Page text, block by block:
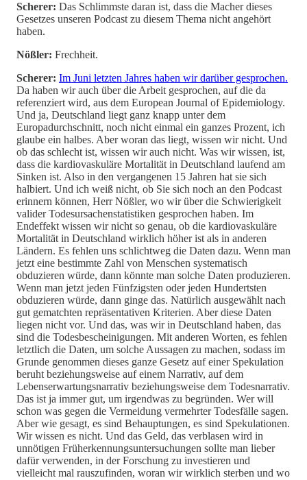
Scherer: Das Schlimmste daran ist, dass die Macher dieses
Gesetzes unseren Podcast zu diesem Thema nicht angehört
haben.
Nößler: Frechheit.
Scherer: Im Juni letzten Jahres haben wir darüber gesprochen.
Da haben wir auch über die Arbeit gesprochen, auf die da
referenziert wird, aus dem European Journal of Epidemiology.
Und ja, Deutschland liegt ganz knapp unter dem
Europadurchschnitt, noch nicht einmal ein ganzes Prozent, ich
glaube ein halbes. Aber woran das liegt, wissen wir nicht. Und
ob das schlecht ist, wissen wir auch nicht. Was wir wissen, ist,
dass die kardiovaskuläre Mortalität in Deutschland laufend am
Sinken ist. Also in den vergangenen 15 Jahren hat sie sich
halbiert. Und ich weiß nicht, ob Sie sich noch an den Podcast
erinnern können, Herr Nößler, wo wir über die Schwierigkeit
valider Todesursachenstatistiken gesprochen haben. Im
Endeffekt wissen wir nicht so genau, ob die kardiovaskuläre
Mortalität in Deutschland wirklich höher ist als in anderen
Ländern. Es fehlen uns schlichtweg die Daten dazu. Wenn man
jetzt eine bestimmte Zahl von Menschen systematisch
obduzieren würde, dann könnte man solche Daten produzieren.
Wenn man jetzt jeden Fünfzigsten oder jeden Hundertsten
obduzieren würde, dann ginge das. Natürlich ausgewählt nach
gut gematchten repräsentativen Kriterien. Aber diese Daten
liegen nicht vor. Und das, was wir in Deutschland haben, das
sind die Todesbescheinigungen. Mit anderen Worten, es fehlen
letztlich die Daten, um solche Aussagen zu machen, sodass im
Grunde genommen dieses ganze Gesetz auf einer Spekulation
beruht beziehungsweise auf einem Narrativ, auf dem
Lebenserwartungsnarrativ beziehungsweise dem Todesnarrativ.
Das ist ja immer gut, um irgendwas zu begründen. Wer will
schon was gegen die Vermeidung vermehrter Todesfälle sagen.
Aber wie gesagt, es sind Behauptungen, es sind Spekulationen.
Wir wissen es nicht. Und das Geld, das verblasen wird in
unnötigen Früherkennungsuntersuchungen sollte man lieber
dafür verwenden, in der Forschung zu investieren und
vielleicht mal rauszufinden, woran wir wirklich sterben und wo